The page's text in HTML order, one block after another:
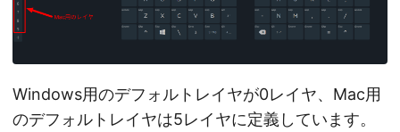
Windows用のデフォルトレイヤが0レイヤ、Mac用
のデフォルトレイヤは5レイヤに定義しています。